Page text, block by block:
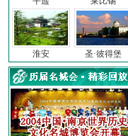
淮安 圣·彼得堡